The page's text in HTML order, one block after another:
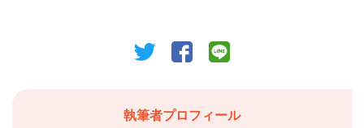
twitter facebook
執筆者プロフィール